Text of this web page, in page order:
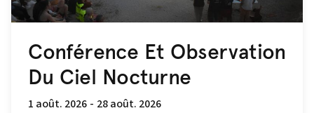
Conférence Et Observation
Du Ciel Nocturne
1 août. 2026 - 28 août. 2026